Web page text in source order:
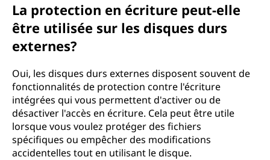
La protection en écriture peut-elle
être utilisée sur les disques durs
externes?
Oui, les disques durs externes disposent souvent de
fonctionnalités de protection contre l'écriture
intégrées qui vous permettent d'activer ou de
désactiver l'accès en écriture. Cela peut être utile
lorsque vous voulez protéger des fichiers
spécifiques ou empêcher des modifications
accidentelles tout en utilisant le disque.